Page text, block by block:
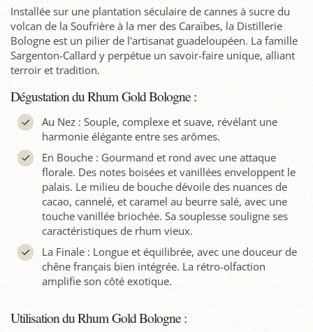
Installée sur une plantation séculaire de cannes à sucre du
volcan de la Soufrière à la mer des Caraïbes, la Distillerie
Bologne est un pilier de l'artisanat guadeloupéen. La famille
Sargenton-Callard y perpétue un savoir-faire unique, alliant
terroir et tradition.
Dégustation du Rhum Gold Bologne :
Au Nez : Souple, complexe et suave, révélant une
harmonie élégante entre ses arômes.
En Bouche : Gourmand et rond avec une attaque
florale. Des notes boisées et vanillées enveloppent le
palais. Le milieu de bouche dévoile des nuances de
cacao, cannelé, et caramel au beurre salé, avec une
touche vanillée briochée. Sa souplesse souligne ses
caractéristiques de rhum vieux.
La Finale : Longue et équilibrée, avec une douceur de
chêne français bien intégrée. La rétro-olfaction
amplifie son côté exotique.
Utilisation du Rhum Gold Bologne :